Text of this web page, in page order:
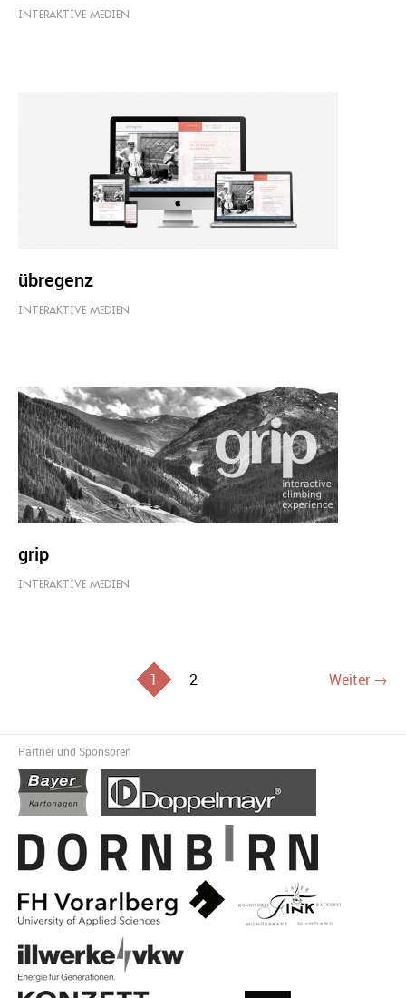
INTERAKTIVE MEDIEN
übregenz
INTERAKTIVE MEDIEN
grip
INTERAKTIVE MEDIEN
1 2 Weiter →
Partner und Sponsoren